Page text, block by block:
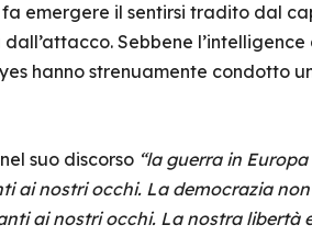
emergere il sentirsi tradito dal
Sebbene l’intelligence
hanno strenuamente condotto
suo discorso “la guerra in
ai nostri occhi. La democrazia
ai nostri occhi. La nostra libertà